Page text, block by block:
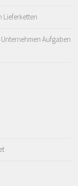
Lieferketten
Aufgaben